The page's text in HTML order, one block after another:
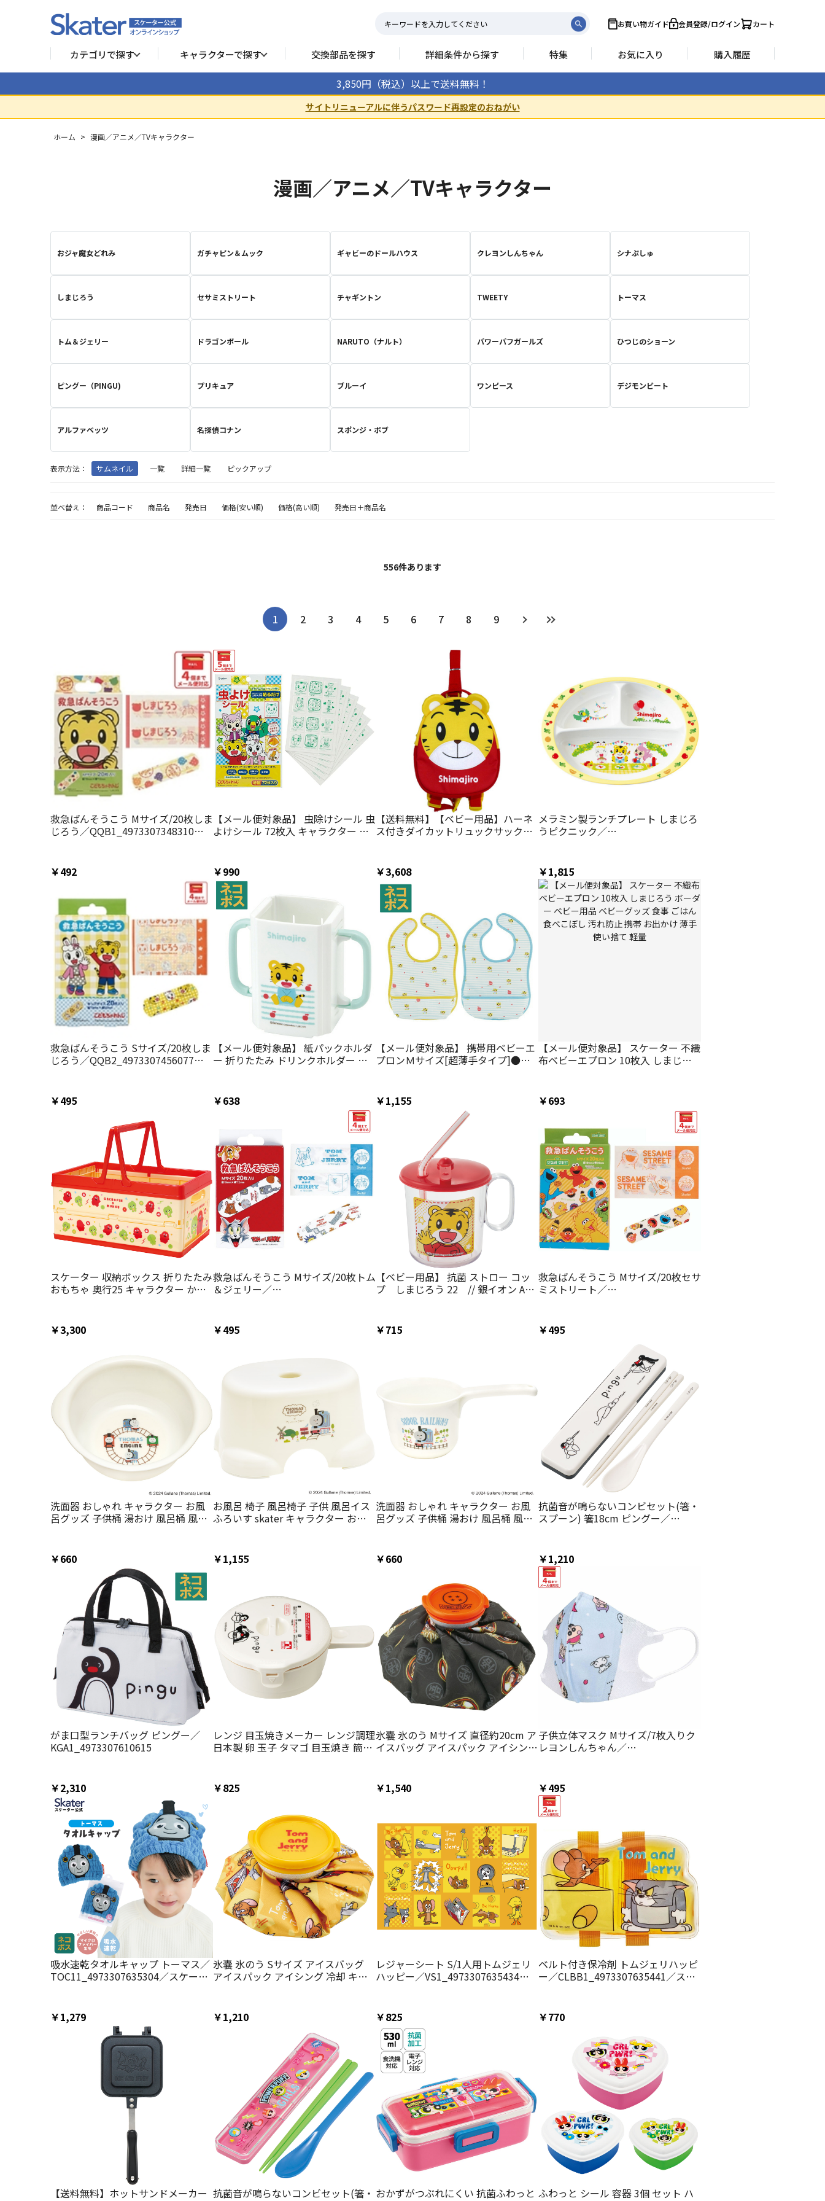
お買い物ガイド 会員登録/ログイン カート
カテゴリで探す キャラクターで探す 交換部品を探す 詳細条件から探す 特集 お気に入り 購入履歴
3,850円（税込）以上で送料無料！
サイトリニューアルに伴うパスワード再設定のおねがい
ホーム > 漫画／アニメ／TVキャラクター
漫画／アニメ／TVキャラクター
おジャ魔女どれみ ガチャピン＆ムック ギャビーのドールハウス クレヨンしんちゃん シナぷしゅ
しまじろう セサミストリート チャギントン TWEETY トーマス
トム＆ジェリー ドラゴンボール NARUTO（ナルト） パワーパフガールズ ひつじのショーン
ピングー（PINGU) プリキュア ブルーイ ワンピース デジモンビート
アルファベッツ 名探偵コナン スポンジ・ボブ
表示方法： サムネイル 一覧 詳細一覧 ピックアップ
並べ替え： 商品コード 商品名 発売日 価格(安い順) 価格(高い順) 発売日＋商品名
556件あります
1 2 3 4 5 6 7 8 9
救急ばんそうこう Mサイズ/20枚しま
じろう／QQB1_4973307348310／
￥492
【メール便対象品】 虫除けシール 虫
よけシール 72枚入 キャラクター 虫
キャンプ 夏 おでかけ シールタイプ
ベビーカーしましま とらの しまじろ
う 男の子 女の子】
￥990
【送料無料】【ベビー用品】ハーネ
ス付きダイカットリュックサック●
け 小物入れ ミニバッグ 可愛い キャ
ラバッグ 名札 ネームタグ かばん リ
ュック 迷子ひも 迷子 スケーター
￥3,608
メラミン製ランチプレート しまじろ
うピクニック／
￥1,815
救急ばんそうこう Sサイズ/20枚しま
じろう／QQB2_4973307456077／
￥495
【メール便対象品】 紙パックホルダ
ー 折りたたみ ドリンクホルダー キ
パウトマグ スパウト プラスチック
コップ 取っ手 子供しましま とらの
￥638
【メール便対象品】 携帯用ベビーエ
プロンＭサイズ[超薄手タイプ]●し
ん 食べこぼし 汚れ 撥水加工 洗濯機
ＯＫ// スケーター
￥1,155
【メール便対象品】 スケーター 不織
布ベビーエプロン 10枚入 しまじろ
携帯 お出かけ 薄手 使い捨て 軽量
￥693
スケーター 収納ボックス 折りたたみ
おもちゃ 奥行25 キャラクター かわ
子【取っ手付き 高さ18cm おもちゃ
箱 玩具箱 絵本ラック バスケット】
￥3,300
救急ばんそうこう Mサイズ/20枚トム
＆ジェリー／
￥495
【ベビー用品】 抗菌 ストロー コッ
プ しまじろう 22 // 銀イオン Ag+
クター SKJ6AG 4973307568749 ス
ケーター
￥715
救急ばんそうこう Mサイズ/20枚セサ
ミストリート／
￥495
洗面器 おしゃれ キャラクター お風
呂グッズ 子供桶 湯おけ 風呂桶 風呂
男の子【子供 子ども キッズ かわい
い 入浴 お風呂 ギフト プレゼント】
￥660
お風呂 椅子 風呂椅子 子供 風呂イス
ふろいす skater キャラクター お風
ス 男の子【子供 子ども キッズ かわ
いい 入浴 風呂 フロ おふろ バス用
￥1,155
洗面器 おしゃれ キャラクター お風
呂グッズ 子供桶 湯おけ 風呂桶 風呂
男の子【子供 子ども キッズ かわい
い 入浴 お風呂 ふろ フロ おふろ】
￥660
抗菌音が鳴らないコンビセット(箸・
スプーン) 箸18cm ピングー／
￥1,210
がま口型ランチバッグ ピングー／
KGA1_4973307610615
￥2,310
レンジ 目玉焼きメーカー レンジ調理
日本製 卵 玉子 タマゴ 目玉焼き 簡単
￥825
氷嚢 氷のう Mサイズ 直径約20cm ア
イスバッグ アイスパック アイシング
クター グッズ 暑さ対策】
￥1,540
子供立体マスク Mサイズ/7枚入りク
レヨンしんちゃん／
￥495
吸水速乾タオルキャップ トーマス／
TOC11_4973307635304／スケータ
￥1,279
氷嚢 氷のう Sサイズ アイスバッグ
アイスパック アイシング 冷却 キャ
女の子【 暑さ対策 スポーツ用品 プ
チギフト】
￥1,210
レジャーシート S/1人用トムジェリ
ハッピー／VS1_4973307635434／
￥825
ベルト付き保冷剤 トムジェリハッピ
ー／CLBB1_4973307635441／スケ
￥770
【送料無料】ホットサンドメーカー 抗菌音が鳴らないコンビセット(箸・ おかずがつぶれにくい 抗菌ふわっと ふわっと シール 容器 3個 セット ハ